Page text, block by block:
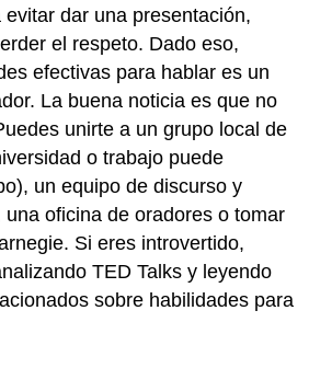
dar una presentación,
el respeto. Dado eso,
efectivas para hablar es un
La buena noticia es que no
unirte a un grupo local de
o trabajo puede
un equipo de discurso y
oficina de oradores o tomar
Si eres introvertido,
TED Talks y leyendo
sobre habilidades para